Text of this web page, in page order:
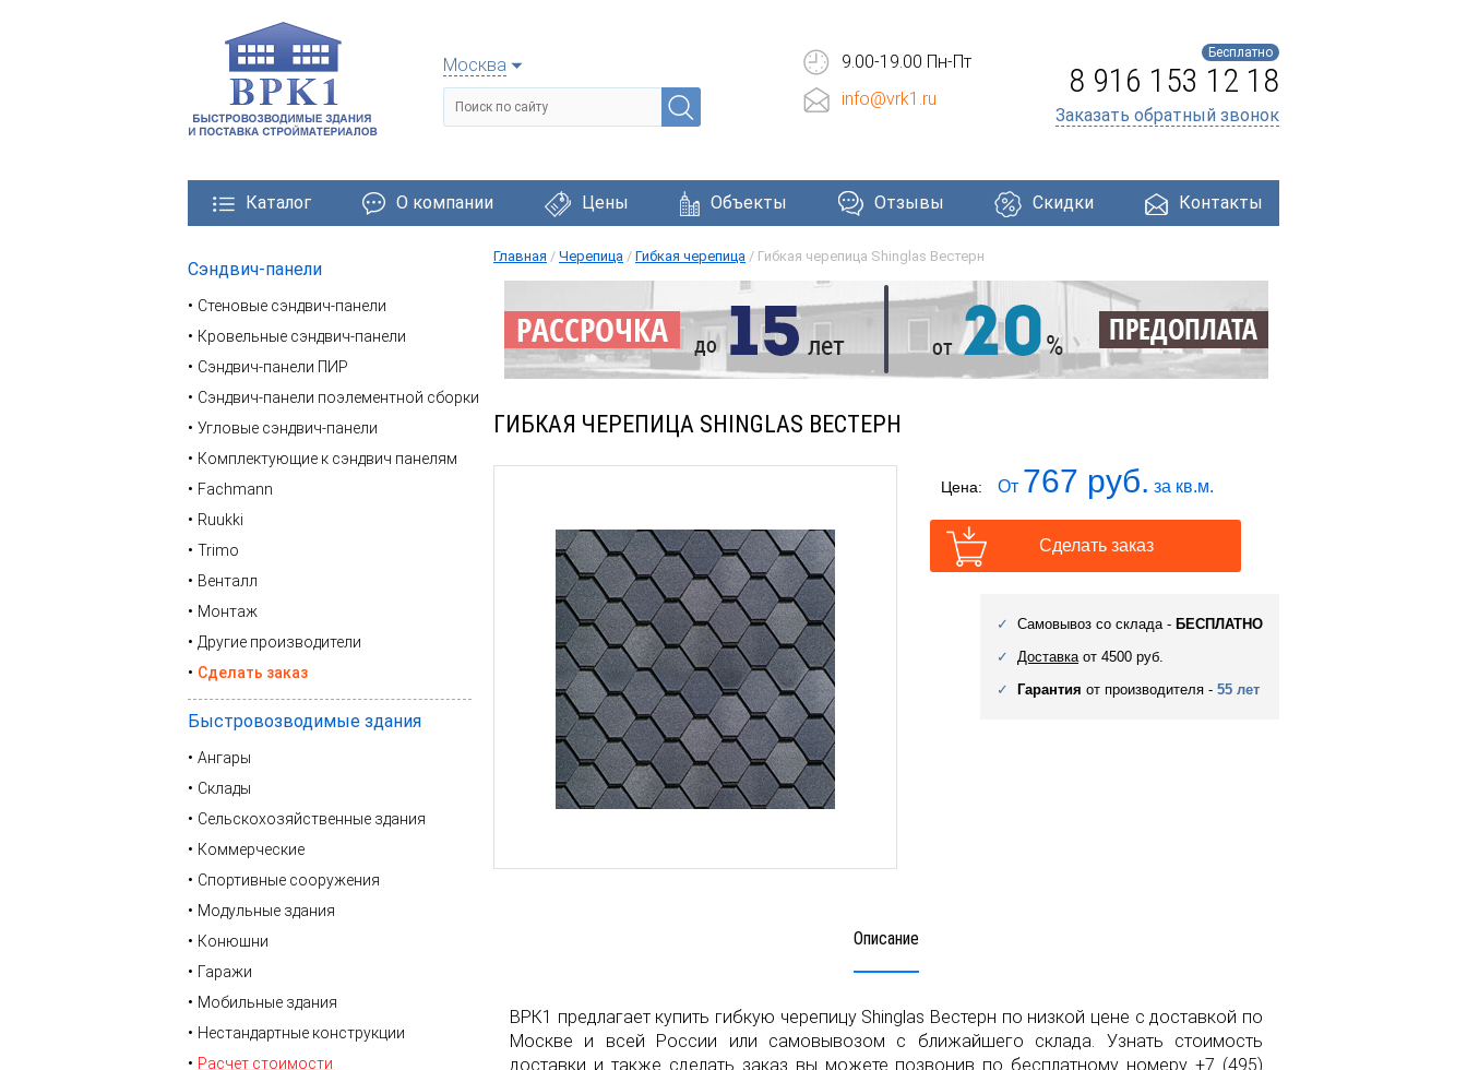
Черепица Фасадные системы Окна и двери Профнастил Утеплители
Москва
9.00-19.00 Пн-Пт
info@vrk1.ru
Бесплатно
8 916 153 12 18
Заказать обратный звонок
Каталог О компании Цены Объекты Отзывы Скидки Контакты
Сэндвич-панели
Стеновые сэндвич-панели
Кровельные сэндвич-панели
Сэндвич-панели ПИР
Сэндвич-панели поэлементной сборки
Угловые сэндвич-панели
Комплектующие к сэндвич панелям
Fachmann
Ruukki
Trimo
Венталл
Монтаж
Другие производители
Сделать заказ
Быстровозводимые здания
Ангары
Склады
Сельскохозяйственные здания
Коммерческие
Спортивные сооружения
Модульные здания
Конюшни
Гаражи
Мобильные здания
Нестандартные конструкции
Расчет стоимости
Главная / Черепица / Гибкая черепица / Гибкая черепица Shinglas Вестерн
ГИБКАЯ ЧЕРЕПИЦА SHINGLAS ВЕСТЕРН
Цена: От 767 руб. за кв.м.
Сделать заказ
Самовывоз со склада - БЕСПЛАТНО
Доставкаот 4500 руб.
Гарантия от производителя - 55 лет
Описание
ВРК1 предлагает купить гибкую черепицу Shinglas Вестерн по низкой цене с доставкой по
Москве и всей России или самовывозом с ближайшего склада. Узнать стоимость
доставки и также сделать заказ вы можете позвонив по бесплатному номеру+7 (495)